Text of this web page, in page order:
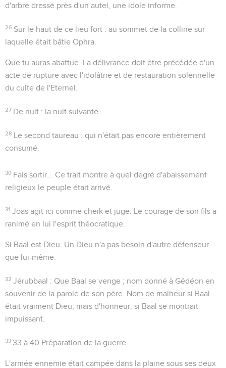
d'arbre dressé près d'un autel, une idole informe.
26 Sur le haut de ce lieu fort : au sommet de la colline sur
laquelle était bâtie Ophra.
Que tu auras abattue . La délivrance doit être précédée d'un
acte de rupture avec l'idolâtrie et de restauration solennelle
du culte de l'Eternel.
27 De nuit : la nuit suivante.
28 Le second taureau : qui n'était pas encore entièrement
consumé.
30 Fais sortir...
Ce trait montre à quel degré d'abaissement
religieux le peuple était arrivé.
31 Joas agit ici comme cheik et juge. Le courage de son fils a
ranimé en lui l'esprit théocratique.
Si Baal est Dieu . Un Dieu n'a pas besoin d'autre défenseur
que lui-même.
32 Jérubbaal : Que Baal se venge ; nom donné à Gédéon en
souvenir de la parole de son père. Nom de malheur si Baal
était vraiment Dieu, mais d'honneur, si Baal se montrait
impuissant.
33 33 à 40 Préparation de la guerre.
L'armée ennemie était campée dans la plaine sous ses deux